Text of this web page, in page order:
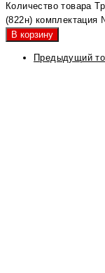
Количество товара
(822н) комплектация
В корзину
Предыдущий